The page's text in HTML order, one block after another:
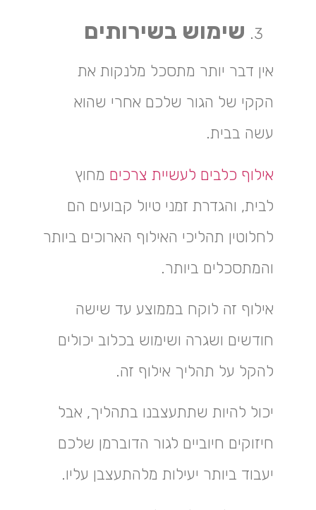
שימוש בשירותים
אין דבר יותר מתסכל מלנקות את
הקקי של הגור שלכם אחרי שהוא
עשה בבית.
אילוף כלבים לעשיית צרכים מחוץ
לבית, והגדרת זמני טיול קבועים הם
לחלוטין תהליכי האילוף הארוכים ביותר
והמתסכלים ביותר.
אילוף זה לוקח בממוצע עד שישה
חודשים ושגרה ושימוש בכלוב יכולים
להקל על תהליך אילוף זה.
יכול להיות שתתעצבנו בתהליך, אבל
חיזוקים חיוביים לגור הדוברמן שלכם
יעבוד ביותר יעילות מלהתעצבן עליו.